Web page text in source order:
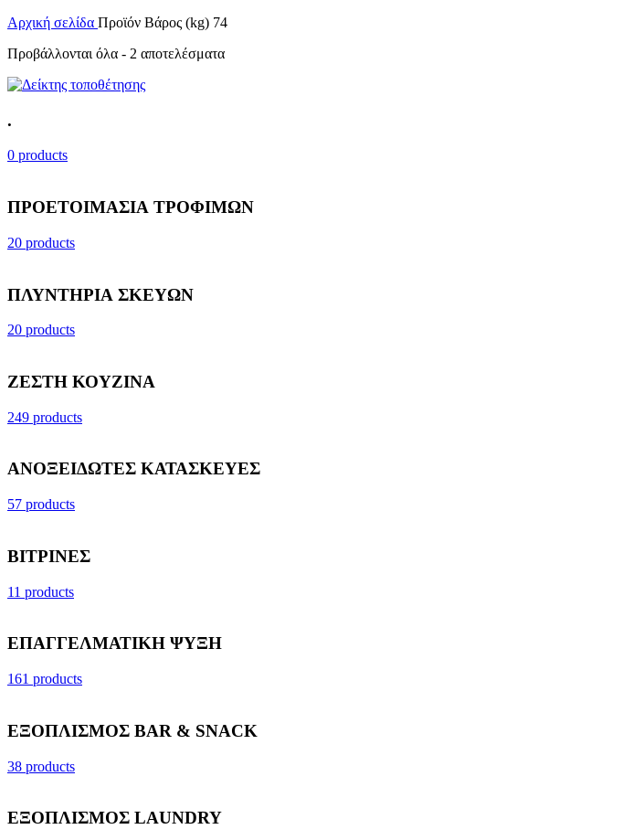
Αρχική σελίδα Προϊόν Βάρος (kg) 74
Προβάλλονται όλα - 2 αποτελέσματα
.
0 products
ΠΡΟΕΤΟΙΜΑΣΙΑ ΤΡΟΦΙΜΩΝ
20 products
ΠΛΥΝΤΗΡΙΑ ΣΚΕΥΩΝ
20 products
ΖΕΣΤΗ ΚΟΥΖΙΝΑ
249 products
ΑΝΟΞΕΙΔΩΤΕΣ ΚΑΤΑΣΚΕΥΕΣ
57 products
ΒΙΤΡΙΝΕΣ
11 products
ΕΠΑΓΓΕΛΜΑΤΙΚΗ ΨΥΞΗ
161 products
ΕΞΟΠΛΙΣΜΟΣ BAR & SNACK
38 products
ΕΞΟΠΛΙΣΜΟΣ LAUNDRY